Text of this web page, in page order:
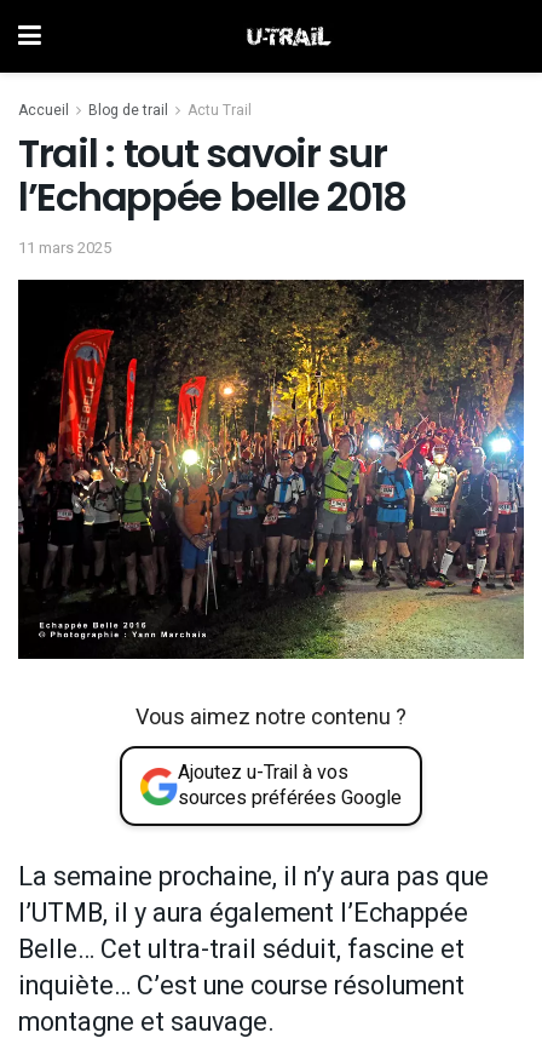
Accueil Blog de trail Actu Trail
Trail : tout savoir sur
l’Echappée belle 2018
11 mars 2025
Vous aimez notre contenu ?
Ajoutez u-Trail à vos
sources préférées Google
La semaine prochaine, il n’y aura pas que
l’UTMB, il y aura également l’Echappée
Belle… Cet ultra-trail séduit, fascine et
inquiète… C’est une course résolument
montagne et sauvage.